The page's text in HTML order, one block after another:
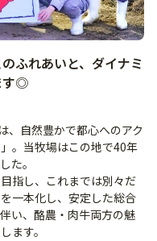
ふれあいと、ダイナミ
す◎
、自然豊かで都心へのアク
。当牧場はこの地で40年
た。
指し、これまでは別々だ
一本化し、安定した総合
い、酪農・肉牛両方の魅
ます。